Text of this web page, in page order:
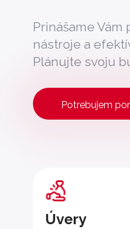
Prinášame
nástroje a
Plánujte svoju
Potrebujem
Úvery